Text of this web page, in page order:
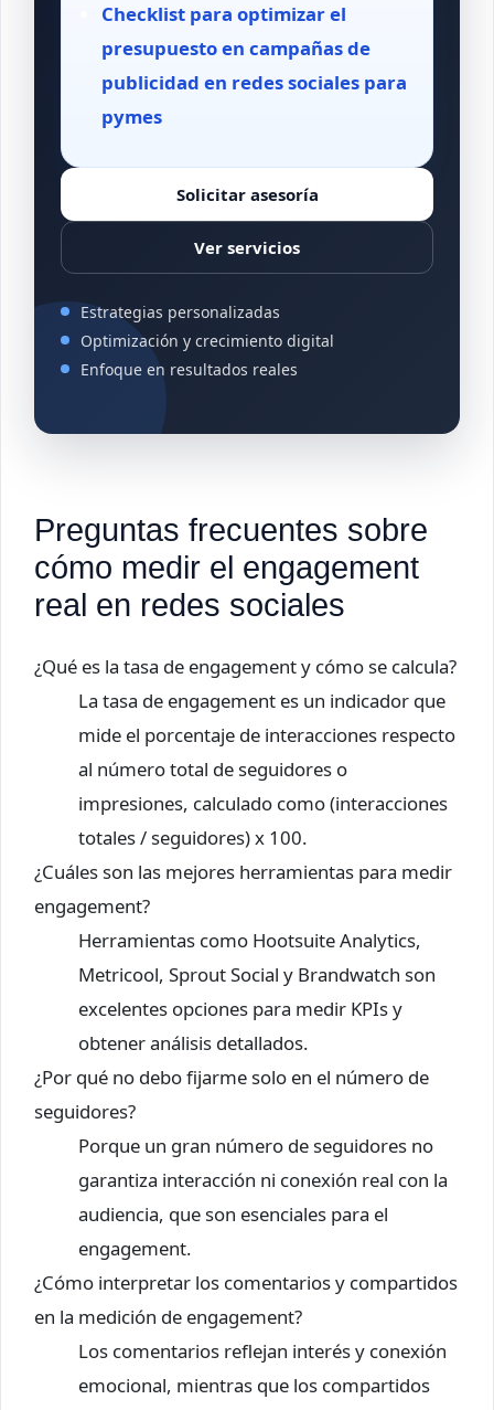
Checklist para optimizar el
presupuesto en campañas de
publicidad en redes sociales para
pymes
Solicitar asesoría
Ver servicios
Estrategias personalizadas
Optimización y crecimiento digital
Enfoque en resultados reales
Preguntas frecuentes sobre
cómo medir el engagement
real en redes sociales
¿Qué es la tasa de engagement y cómo se calcula?
La tasa de engagement es un indicador que
mide el porcentaje de interacciones respecto
al número total de seguidores o
impresiones, calculado como (interacciones
totales / seguidores) x 100.
¿Cuáles son las mejores herramientas para medir
engagement?
Herramientas como Hootsuite Analytics,
Metricool, Sprout Social y Brandwatch son
excelentes opciones para medir KPIs y
obtener análisis detallados.
¿Por qué no debo fijarme solo en el número de
seguidores?
Porque un gran número de seguidores no
garantiza interacción ni conexión real con la
audiencia, que son esenciales para el
engagement.
¿Cómo interpretar los comentarios y compartidos
en la medición de engagement?
Los comentarios reflejan interés y conexión
emocional, mientras que los compartidos